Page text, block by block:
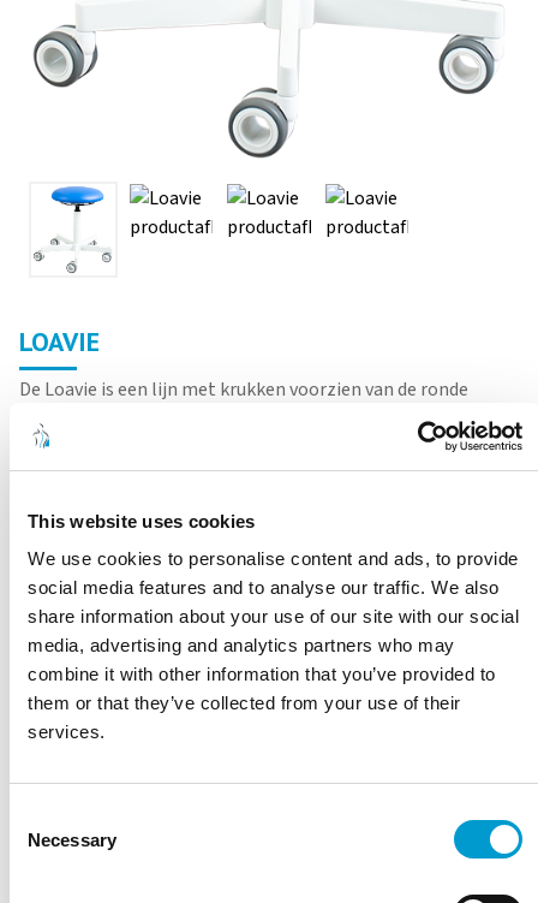
This website uses cookies
We use cookies to personalise content and ads, to provide
social media features and to analyse our traffic. We also
share information about your use of our site with our social
media, advertising and analytics partners who may
combine it with other information that you’ve provided to
them or that they’ve collected from your use of their
services.
Selection
Necessary
LOAVIE
De Loavie is een lijn met krukken voorzien van de ronde
zitting. De zitting heeft het zogenaamde drop-model en
loopt af…
Breed assortiment behandel- en onderzoekstafels
Service, onderdelen en ondersteuning op lange termijn
Ontwikkeld en geproduceerd in Nederland
Robuuste kwaliteit voor intensief dagelijks gebruik
Duurzame materialen en lange levensduur
Stel een vraag
Kies een model
Kies een kleur
Kies een optie